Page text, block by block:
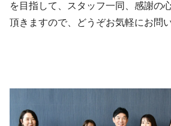
を目指して、スタッフ一同、感謝の
頂きますので、どうぞお気軽にお問